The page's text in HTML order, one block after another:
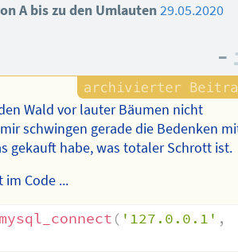
A bis zu den Umlauten29.05.2020
–
Wald vor lauter Bäumen nicht
schwingen gerade die Bedenken
gekauft habe, was totaler Schrott ist.
im Code ...
mysql_connect ( '127.0.0.1' ,